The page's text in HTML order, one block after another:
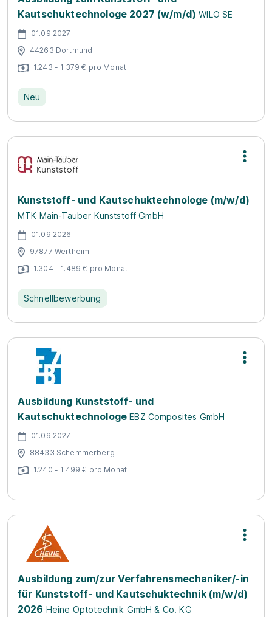
Kautschuktechnologe 2027 (w/m/d) WILO SE
01.09.2027
44263 Dortmund
1.243 - 1.379 € pro Monat
Neu
Kunststoff- und Kautschuktechnologe (m/w/d)
MTK Main-Tauber Kunststoff GmbH
01.09.2026
97877 Wertheim
1.304 - 1.489 € pro Monat
Schnellbewerbung
Ausbildung Kunststoff- und
Kautschuktechnologe EBZ Composites GmbH
01.09.2027
88433 Schemmerberg
1.240 - 1.499 € pro Monat
Ausbildung zum/zur Verfahrensmechaniker/-in
für Kunststoff- und Kautschuktechnik (m/w/d)
2026 Heine Optotechnik GmbH & Co. KG